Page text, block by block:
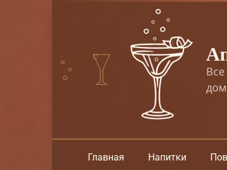
Главная Напитки